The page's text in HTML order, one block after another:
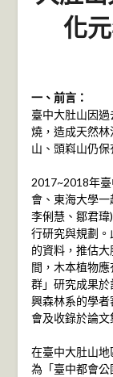
化
一、前言：
臺中大肚山因
燒，造成天然
山、頭嵙山仍
2017~2018年
會、東海大學一
李俐慧、鄒君
行研究與規劃
的資料，推估
間，木本植物
群」研究成果
興森林系的學
會及收錄於論文
在臺中大肚山
為「臺中都會